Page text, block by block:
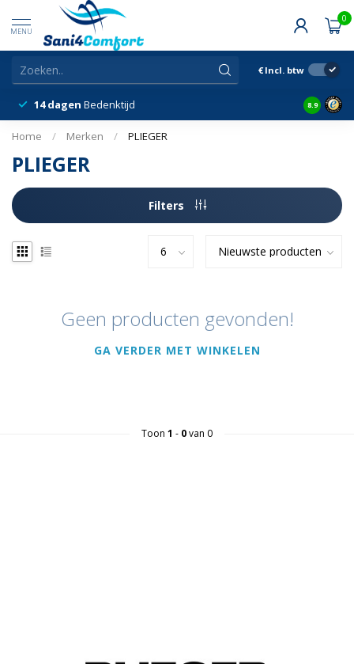
MENU
0
€ Incl. btw
14 dagen Bedenktijd Snelle
8.9
Home / Merken / PLIEGER
PLIEGER
Filters
Geen producten gevonden!
GA VERDER MET WINKELEN
Toon 1 - 0van 0